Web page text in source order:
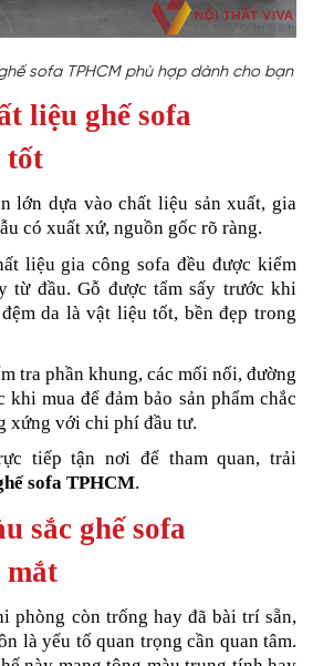
sofa TPHCM phù hợp dành cho bạn
liệu ghế sofa
tốt
lớn dựa vào chất liệu sản xuất, gia
có xuất xứ, nguồn gốc rõ ràng.
liệu gia công sofa đều được kiểm
từ đầu. Gỗ được tẩm sấy trước khi
da là vật liệu tốt, bền đẹp trong
tra phần khung, các mối nối, đường
mua để đảm bảo sản phẩm chắc
xứng với chi phí đầu tư.
tiếp tận nơi để tham quan, trải
sofa TPHCM.
sắc ghế sofa
mắt
phòng còn trống hay đã bài trí sẵn,
là yếu tố quan trọng cần quan tâm.